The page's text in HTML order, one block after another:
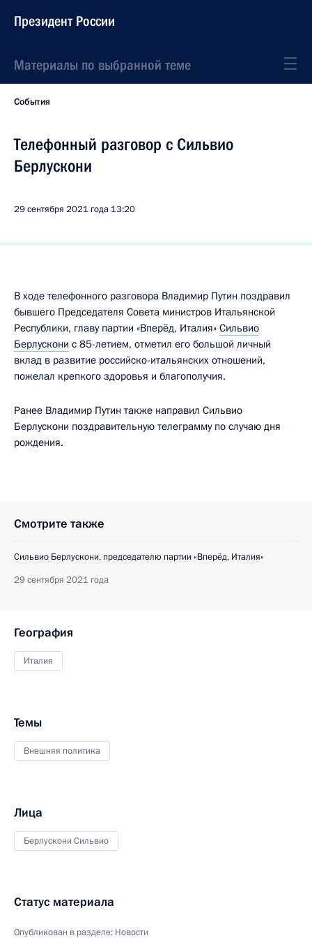
Президент России
Материалы по выбранной теме
События
Телефонный разговор с Сильвио
Берлускони
29 сентября 2021 года 13:20
В ходе телефонного разговора Владимир Путин поздравил
бывшего Председателя Совета министров Итальянской
Республики, главу партии «Вперёд, Италия» Сильвио
Берлускони с 85-летием, отметил его большой личный
вклад в развитие российско-итальянских отношений,
пожелал крепкого здоровья и благополучия.
Ранее Владимир Путин также направил Сильвио
Берлускони поздравительную телеграмму по случаю дня
рождения.
Смотрите также
Сильвио Берлускони, председателю партии «Вперёд, Италия»
29 сентября 2021 года
География
Италия
Темы
Внешняя политика
Лица
Берлускони Сильвио
Статус материала
Опубликован в разделе: Новости